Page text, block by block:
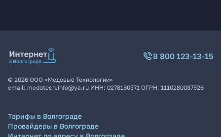
8 800 123-13-15
© 2026 ООО «Медовые Технологии»
email: medotech.info@ya.ru ИНН: 0278180571 ОГРН: 1110280037526
Тарифы в Волгограде
Провайдеры в Волгограде